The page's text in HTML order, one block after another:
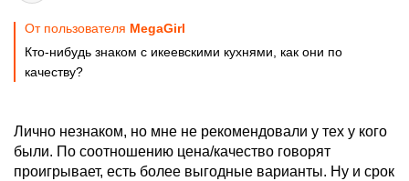
От пользователя MegaGirl
Кто-нибудь знаком с икеевскими кухнями, как они по
качеству?
Лично незнаком, но мне не рекомендовали у тех у кого
были. По соотношению цена/качество говорят
проигрывает, есть более выгодные варианты. Ну и срок